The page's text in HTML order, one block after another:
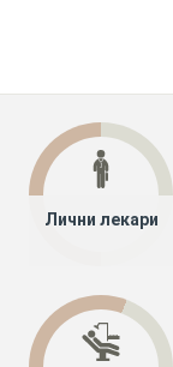
Лични лекари